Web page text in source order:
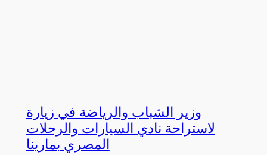
وزير الشباب والرياضة في زيارة
لاستراحة نادي السيارات والرحلات
المصري بمارينا